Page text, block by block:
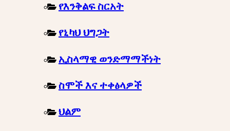
የእንቅልፍ ስርአት
የኒካህ ህግጋት
ኢስላማዊ ወንድማማችነት
ስሞች እና ተቀፅላዎች
ህልም